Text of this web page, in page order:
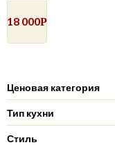
18 000Р
Ценовая категория
Тип кухни
Стиль